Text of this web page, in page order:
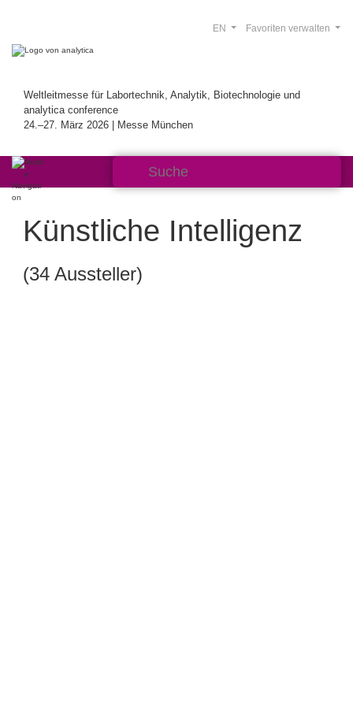
Weltleitmesse für Labortechnik, Analytik, Biotechnologie und
analytica conference
24.–27. März 2026 | Messe München
Favoriten verwalten
EN
Künstliche Intelligenz
(34 Aussteller)